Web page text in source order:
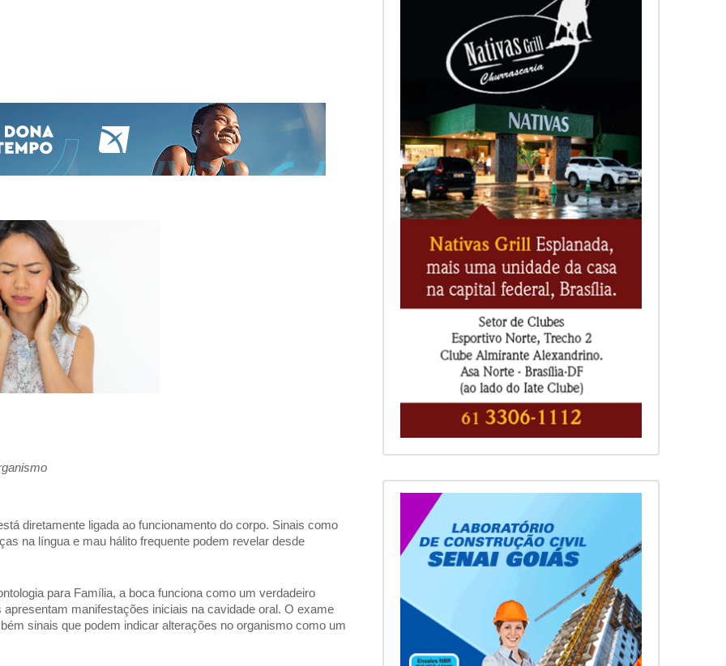
diretamente ligada ao funcionamento do corpo. Sinais como
na língua e mau hálito frequente podem revelar desde
para Família, a boca funciona como um verdadeiro
manifestações iniciais na cavidade oral. O exame
sinais que podem indicar alterações no organismo como um